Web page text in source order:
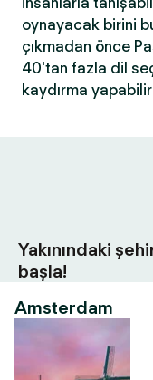
oynayacak birini
çıkmadan önce
40'tan fazla dil
kaydırma
Yakınındaki
başla!
Amsterdam